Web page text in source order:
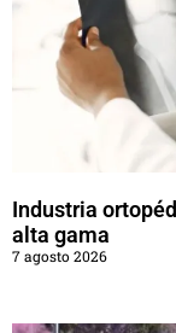
Industria
alta gama
7 agosto 2026